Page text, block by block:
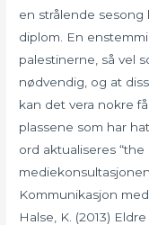
en strålende
diplom. En
palestinerne, så vel
nødvendig, og at
kan det vera nokre
plassene som har
ord aktualiseres “the
Kommunikasjon
Halse, K. (2013)